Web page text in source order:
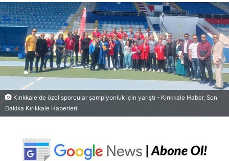
Kırıkkale'de özel sporcular şampiyonluk için yarıştı - Kırıkkale Haber, Son
Dakika Kırıkkale Haberleri